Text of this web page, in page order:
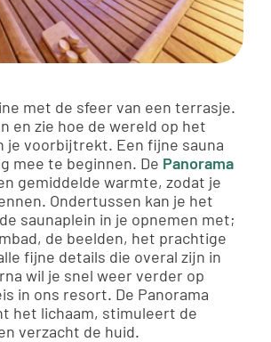
met de sfeer van een terrasje.
en zie hoe de wereld op het
je voorbijtrekt. Een fijne sauna
mee te beginnen. De Panorama
gemiddelde warmte, zodat je
Ondertussen kan je het
saunaplein in je opnemen met;
de beelden, het prachtige
fijne details die overal zijn in
wil je snel weer verder op
in ons resort. De Panorama
het lichaam, stimuleert de
verzacht de huid.